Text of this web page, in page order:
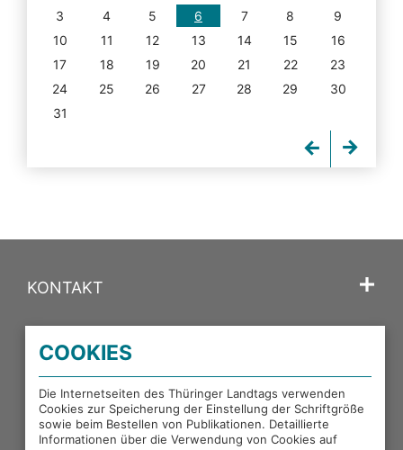
3
4 5 6 7 8
9
10
11 12 13 14 15
16
17
18 19 20 21 22
23
24
25 26 27 28 29
30
31
KONTAKT
PORTALE DES THÜRINGER LANDTAGS
EXTERNE LINKS
COOKIES
Die Internetseiten des Thüringer Landtags verwenden
Cookies zur Speicherung der Einstellung der Schriftgröße
sowie beim Bestellen von Publikationen. Detaillierte
Informationen über die Verwendung von Cookies auf